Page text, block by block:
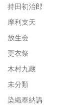
持田初治郎
摩利支天
放生会
更衣祭
木村九蔵
未分類
染織奉納講